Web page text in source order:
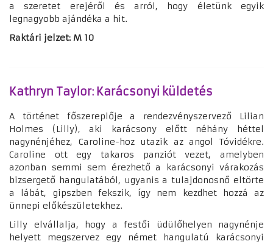
a szeretet erejéről és arról, hogy életünk egyik
legnagyobb ajándéka a hit.
Raktári jelzet: M 10
Kathryn Taylor: Karácsonyi küldetés
A történet főszereplője a rendezvényszervező Lilian
Holmes (Lilly), aki karácsony előtt néhány héttel
nagynénjéhez, Caroline-hoz utazik az angol Tóvidékre.
Caroline ott egy takaros panziót vezet, amelyben
azonban semmi sem érezhető a karácsonyi várakozás
bizsergető hangulatából, ugyanis a tulajdonosnő eltörte
a lábát, gipszben fekszik, így nem kezdhet hozzá az
ünnepi előkészületekhez.
Lilly elvállalja, hogy a festői üdülőhelyen nagynénje
helyett megszervez egy német hangulatú karácsonyi